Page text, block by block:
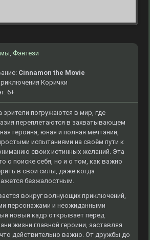
, Фэнтези
Cinnamon the Movie
Корички
6+
зрители погружаются в мир, где
переплетаются в захватывающем
героиня, юная и полная мечтаний,
испытаниями на своём пути к
своих истинных желаний. Эта
о поиске себя, но и о том, как важно
в свои силы, даже когда
безжалостным.
вокруг волнующих приключений,
персонажами и неожиданными
новый кадр открывает перед
жизни главной героини, заставляя
действительно важно. От дружбы до